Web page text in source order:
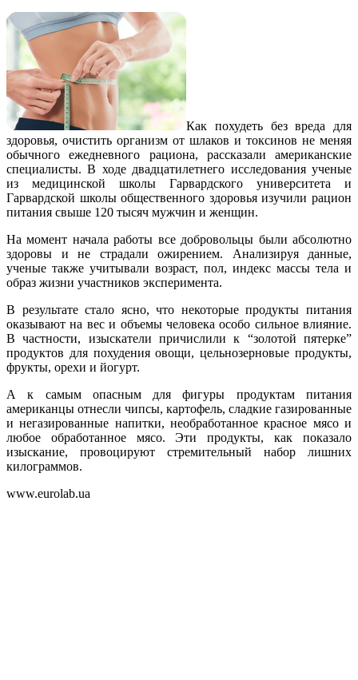
Как похудеть без вреда для
здоровья, очистить организм от шлаков и токсинов не меняя
обычного ежедневного рациона, рассказали американские
специалисты. В ходе двадцатилетнего исследования ученые
из медицинской школы Гарвардского университета и
Гарвардской школы общественного здоровья изучили рацион
питания свыше 120 тысяч мужчин и женщин.
На момент начала работы все добровольцы были абсолютно
здоровы и не страдали ожирением. Анализируя данные,
ученые также учитывали возраст, пол, индекс массы тела и
образ жизни участников эксперимента.
В результате стало ясно, что некоторые продукты питания
оказывают на вес и объемы человека особо сильное влияние.
В частности, изыскатели причислили к “золотой пятерке”
продуктов для похудения овощи, цельнозерновые продукты,
фрукты, орехи и йогурт.
А к самым опасным для фигуры продуктам питания
американцы отнесли чипсы, картофель, сладкие газированные
и негазированные напитки, необработанное красное мясо и
любое обработанное мясо. Эти продукты, как показало
изыскание, провоцируют стремительный набор лишних
килограммов.
www.eurolab.ua